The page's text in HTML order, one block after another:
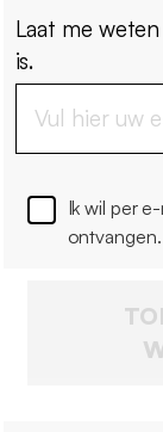
Laat me
is.
Ik wil per
ontvangen.